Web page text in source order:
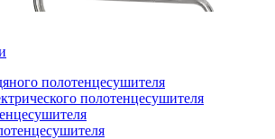
полотенцесушителя
полотенцесушителя